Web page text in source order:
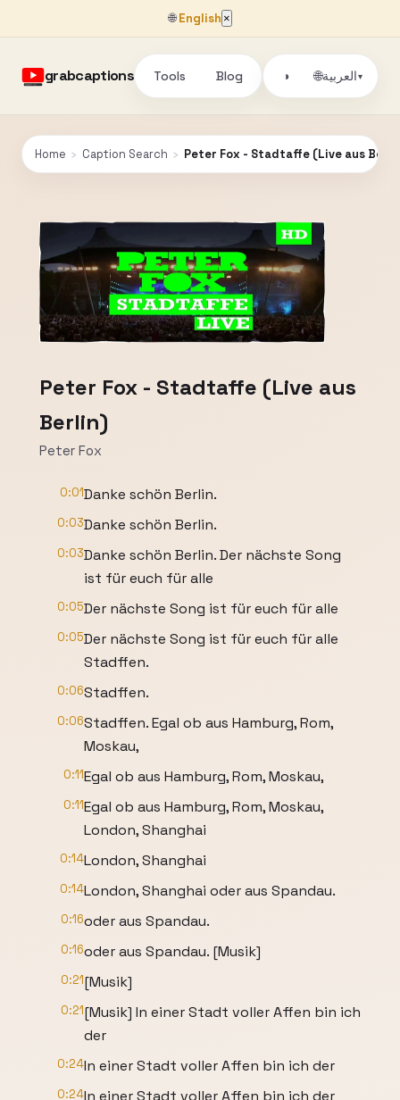
🌐English ×
grabcaptions Tools Blog ◑ 🌐العربية▾
Home › Caption Search › Peter Fox - Stadtaffe (Live aus
Peter Fox - Stadtaffe (Live aus
Berlin)
Peter Fox
0:01Danke schön Berlin.
0:03Danke schön Berlin.
0:03Danke schön Berlin. Der nächste Song
ist für euch für alle
0:05Der nächste Song ist für euch für alle
0:05Der nächste Song ist für euch für alle
Stadffen.
0:06Stadffen.
0:06Stadffen. Egal ob aus Hamburg, Rom,
Moskau,
0:11Egal ob aus Hamburg, Rom, Moskau,
0:11Egal ob aus Hamburg, Rom, Moskau,
London, Shanghai
0:14London, Shanghai
0:14London, Shanghai oder aus Spandau.
0:16oder aus Spandau.
0:16oder aus Spandau. [Musik]
0:21[Musik]
0:21[Musik] In einer Stadt voller Affen bin ich
der
0:24In einer Stadt voller Affen bin ich der
0:24In einer Stadt voller Affen bin ich der